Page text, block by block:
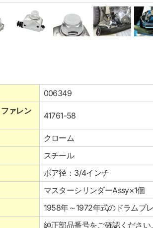
006349
ァレン
41761-58
クローム
スチール
ボア径：3/4インチ
マスターシリンダーAssy×1個
1958年～1972年式のドラムブ
純正部品番号をご確認ください。